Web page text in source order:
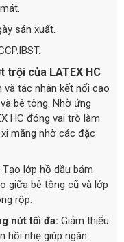
sản xuất.
trội của LATEX HC
và tác nhân kết nối cao
bê tông. Nhờ ứng
HC đóng vai trò làm
măng nhờ các đặc
Tạo lớp hồ dầu bám
giữa bê tông cũ và lớp
rộp.
nứt tối đa: Giảm thiểu
hồi nhẹ giúp ngăn